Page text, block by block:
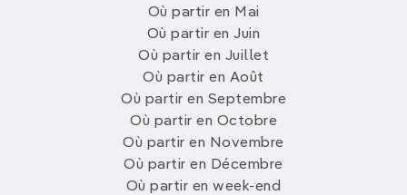
Où partir en Mai
Où partir en Juin
Où partir en Juillet
Où partir en Août
Où partir en Septembre
Où partir en Octobre
Où partir en Novembre
Où partir en Décembre
Où partir en week-end